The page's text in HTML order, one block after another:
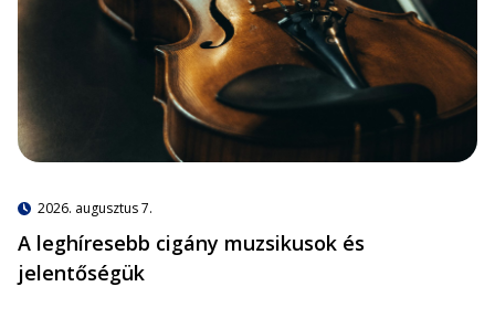
2026. augusztus 7.
A leghíresebb cigány muzsikusok és
jelentőségük